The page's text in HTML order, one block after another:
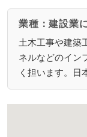
業種：建設業
土木工事や建築
ネルなどのイン
く担います。日